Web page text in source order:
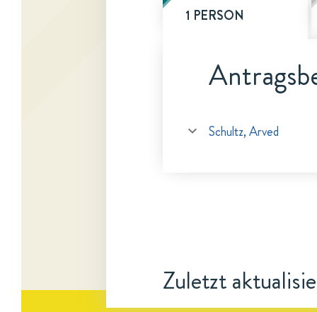
1 PERSON
Schultz, Arved
Zuletzt